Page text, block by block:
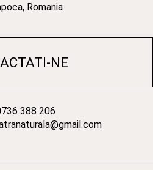
Romania
NE
388 206